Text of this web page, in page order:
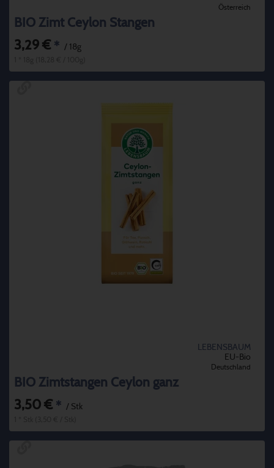
Österreich
BIO Zimt Ceylon Stangen
3,29 € * / 18g
LEBENSBAUM
EU-Bio
Deutschland
BIO Zimtstangen Ceylon ganz
3,50 € * / Stk